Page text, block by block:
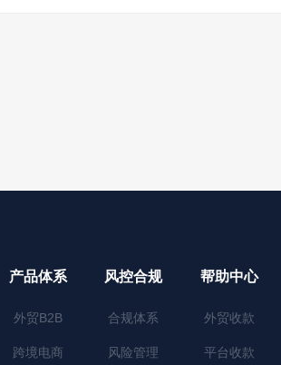
产品体系
外贸B2B
跨境电商
风控合规
合规体系
风险管理
帮助中心
外贸收款
平台收款